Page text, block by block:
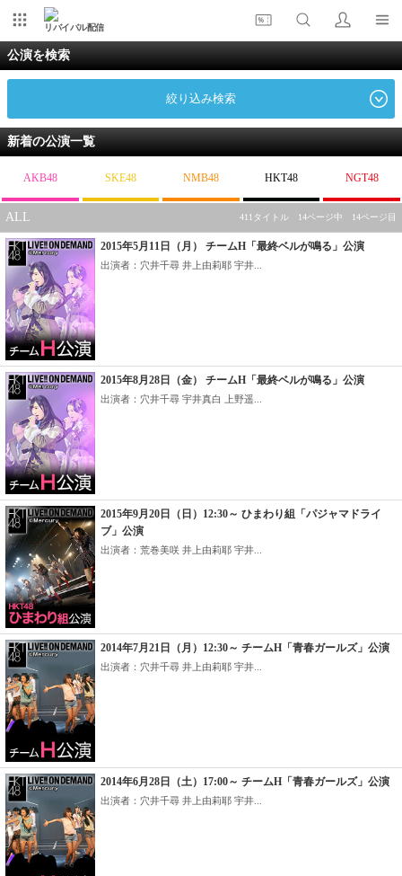
リバイバル配信
公演を検索
絞り込み検索
新着の公演一覧
AKB48 SKE48 NMB48 HKT48 NGT48
ALL 411タイトル 14ページ中 14ページ目
2015年5月11日（月） チームH「最終ベルが鳴る」公演
出演者：穴井千尋 井上由莉耶 宇井...
2015年8月28日（金） チームH「最終ベルが鳴る」公演
出演者：穴井千尋 宇井真白 上野遥...
2015年9月20日（日）12:30～ ひまわり組「パジャマドライ
ブ」公演
出演者：荒巻美咲 井上由莉耶 宇井...
2014年7月21日（月）12:30～ チームH「青春ガールズ」公演
出演者：穴井千尋 井上由莉耶 宇井...
2014年6月28日（土）17:00～ チームH「青春ガールズ」公演
出演者：穴井千尋 井上由莉耶 宇井...